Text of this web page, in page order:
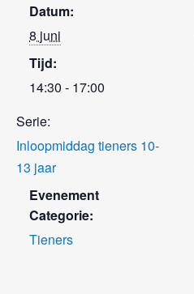
Datum:
8 juni
Tijd:
14:30 - 17:00
Serie:
Inloopmiddag tieners 10-
13 jaar
Evenement
Categorie:
Tieners